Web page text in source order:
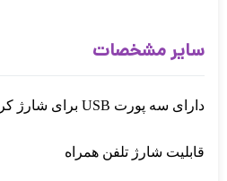
سایر مشخصات
دارای سه پورت USB برای شارژ کردن وسایل جانبی
قابلیت شارژ تلفن همراه